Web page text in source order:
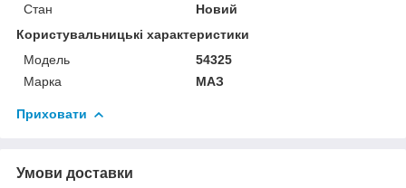
Стан
Новий
Користувальницькі характеристики
Модель
54325
Марка
МАЗ
Приховати
Умови доставки